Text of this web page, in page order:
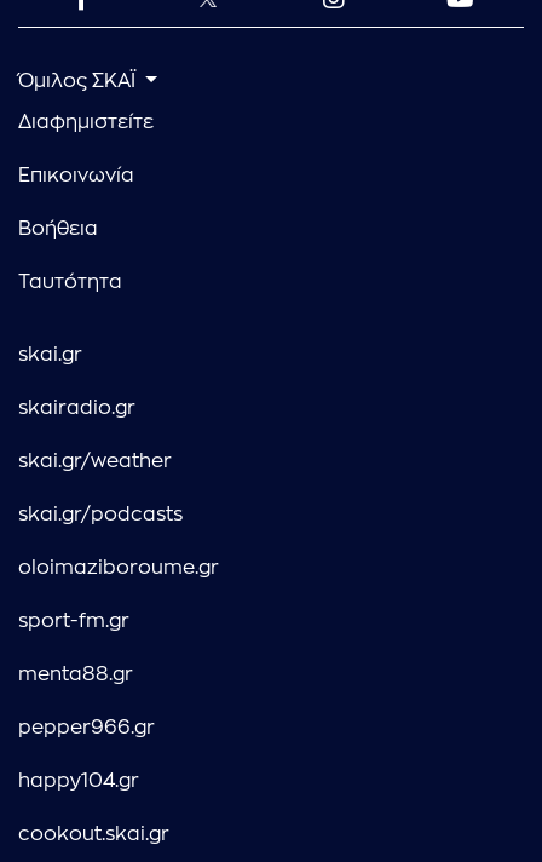
Όμιλος ΣΚΑΪ
Διαφημιστείτε
Επικοινωνία
Βοήθεια
Ταυτότητα
skai.gr
skairadio.gr
skai.gr/weather
skai.gr/podcasts
oloimaziboroume.gr
sport-fm.gr
menta88.gr
pepper966.gr
happy104.gr
cookout.skai.gr